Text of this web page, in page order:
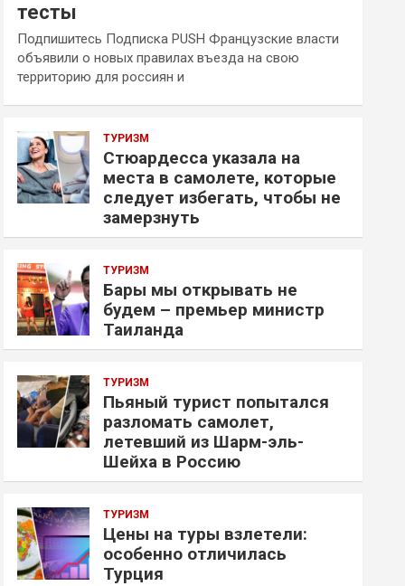
тесты
Подпишитесь Подписка PUSH Французские власти
объявили о новых правилах въезда на свою
территорию для россиян и
ТУРИЗМ
Стюардесса указала на
места в самолете, которые
следует избегать, чтобы не
замерзнуть
ТУРИЗМ
Бары мы открывать не
будем – премьер министр
Таиланда
ТУРИЗМ
Пьяный турист попытался
разломать самолет,
летевший из Шарм-эль-
Шейха в Россию
ТУРИЗМ
Цены на туры взлетели:
особенно отличилась
Турция